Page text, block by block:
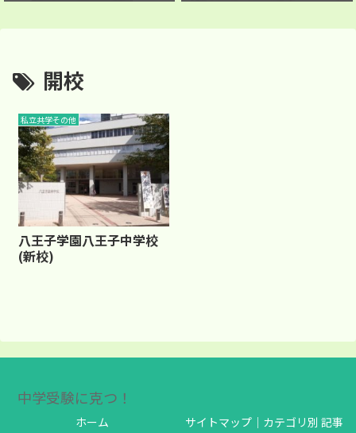
開校
私立共学その他
八王子学園八王子中学校
(新校)
中学受験に克つ！
ホーム サイトマップ｜カテゴリ別 記事